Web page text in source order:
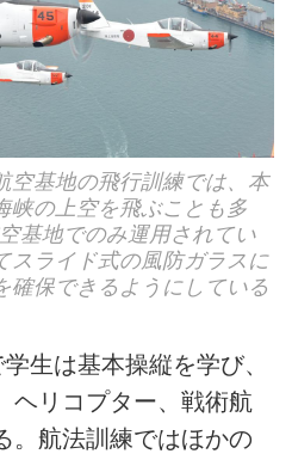
空基地の飛行訓練では、本
峡の上空を飛ぶことも多
基地でのみ運用されてい
スライド式の風防ガラスに
確保できるようにしている
生は基本操縦を学び、
ヘリコプター、戦術航
。航法訓練ではほかの